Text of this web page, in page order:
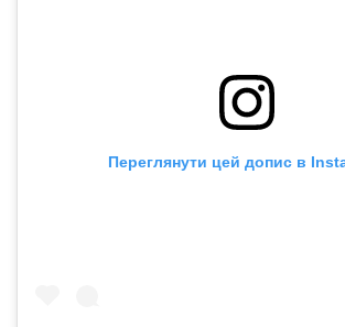
Переглянути цей допис в